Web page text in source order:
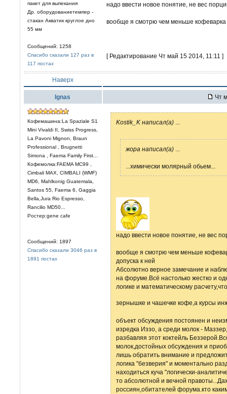
пакет для выпекания
Др. оборудованиетемпер -
стакан Акватик круглое дно
55 мм
Сообщений: 1258
Спасибо сказали 127 раз в
117 постах
надо ввести новое понятие, не вес
вообще я смотрю чем меньше кофеварка
[ Редактирование Чт май 15 2014, 11:11 ]
Наверх
Ignas Чт
Кофемашина:La Spaziale S1
Mini Vivaldi II, Swiss Progress,
La Pavoni Mignon, Braun
Professional , Brugnetti
Simona , Faema Family First...
Кофемолка:FAEMA MC99 ,
Cimbali MAX, CIMBALI (WMF)
MD6, Mahlkonig Guatemala,
Santos 55, Faema 6, Gaggia
Bella,Jura Rio Espresso,
Rancilio MD50...
Ростер:gene cafe
Сообщений: 1897
Спасибо сказали 3046 раз в
1891 постах
Kostik_K написал(а)
жора написал(а)
...химически молярный обьем...
надо ввести новое понятие, не вес
вообще я смотрю чем меньше
допуска к ней
Абсолютно верное замечание и
на форуме.Всё настолько жестко и
логике и математическому
зернышке и чашечке кофе,а курсы
объект обсуждения постоянен и
изредка Иззо, а среди молок -
разбавляя этот коктейль
молок,достойных обсуждения и
лишь обратить внимание и
логика "безверия" и моментально
находиться куча "логически-
то абсолютной и вечной
россиян,обитателей форума.кто